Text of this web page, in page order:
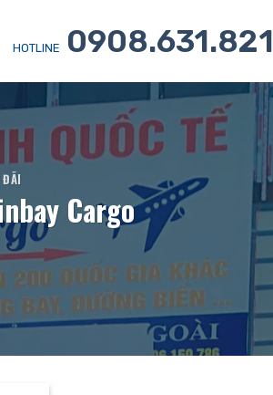
HOTLINE 0908.631.821
ĐÃI
Cargo